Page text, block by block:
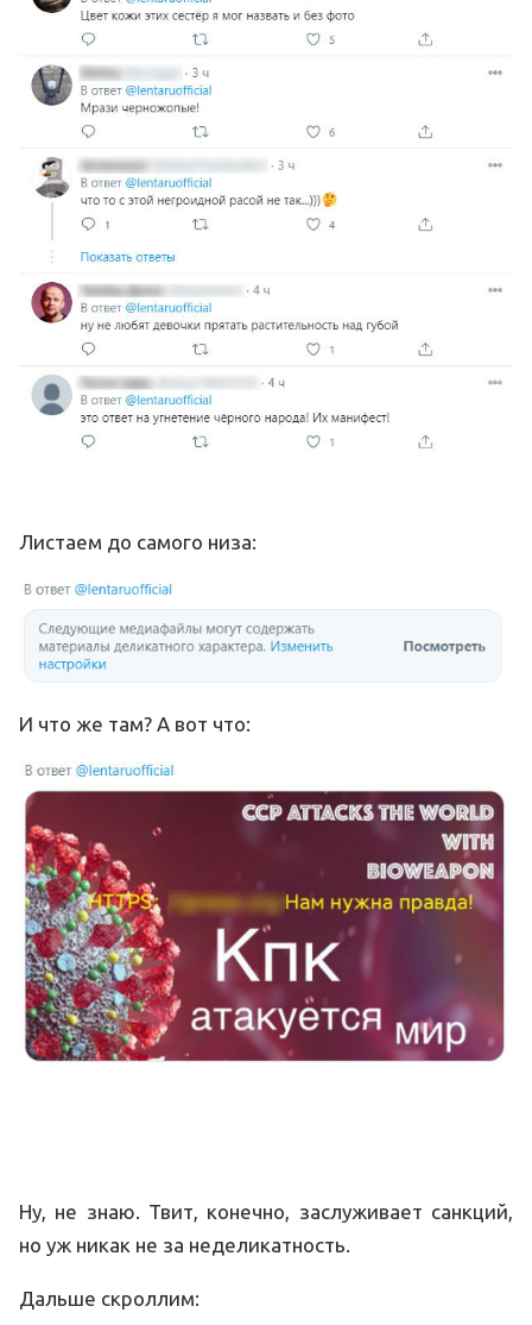
Листаем до самого низа:
И что же там? А вот что:
Ну, не знаю. Твит, конечно, заслуживает санкций,
но уж никак не за неделикатность.
Дальше скроллим: